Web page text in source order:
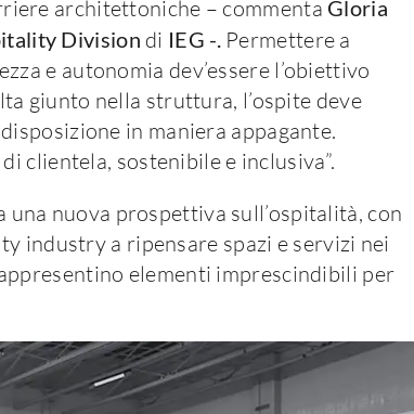
architettoniche – commenta Gloria
Division di IEG -.Permettere a
e autonomia dev’essere l’obiettivo
giunto nella struttura, l’ospite deve
in maniera appagante.
clientela, sostenibile e inclusiva”.
nuova prospettiva sull’ospitalità, con
industry a ripensare spazi e servizi nei
elementi imprescindibili per